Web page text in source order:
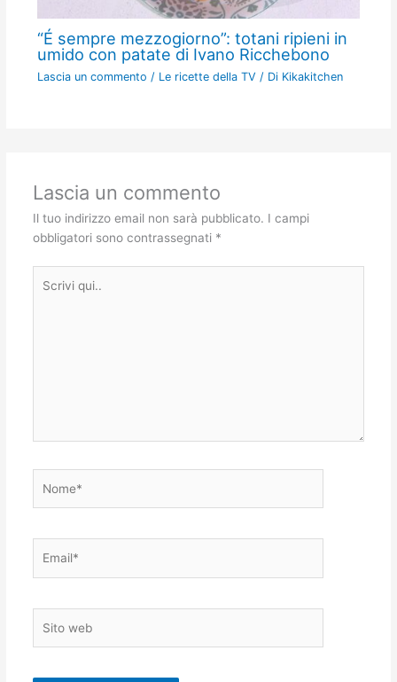
“É sempre mezzogiorno”: totani ripieni in
umido con patate di Ivano Ricchebono
Lascia un commento / Le ricette della TV / Di Kikakitchen
Lascia un commento
Il tuo indirizzo email non sarà pubblicato. I campi
obbligatori sono contrassegnati *
qui..
web